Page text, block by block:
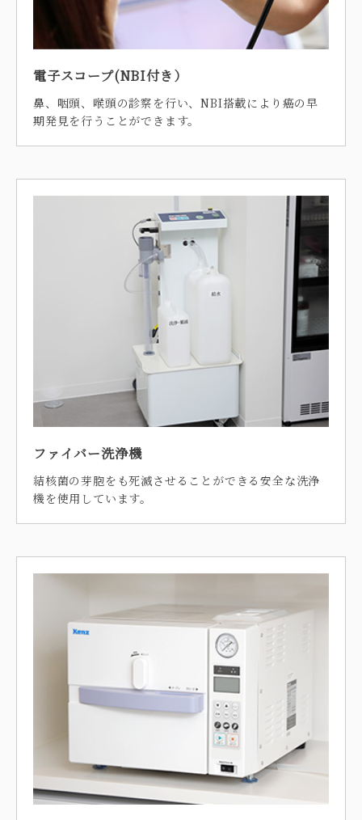
電子スコープ(NBI付き）
鼻、咽頭、喉頭の診察を行い、NBI搭載により癌の早
期発見を行うことができます。
ファイバー洗浄機
結核菌の芽胞をも死滅させることができる安全な洗浄
機を使用しています。